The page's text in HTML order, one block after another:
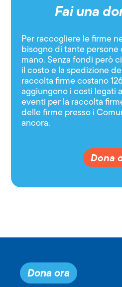
Fai una
Per raccogliere le firme
bisogno di tante persone
mano. Senza fondi però
il costo e la spedizione
raccolta firme costano
aggiungono i costi legati
eventi per la raccolta
delle firme presso i
ancora.
Dona
Dona ora